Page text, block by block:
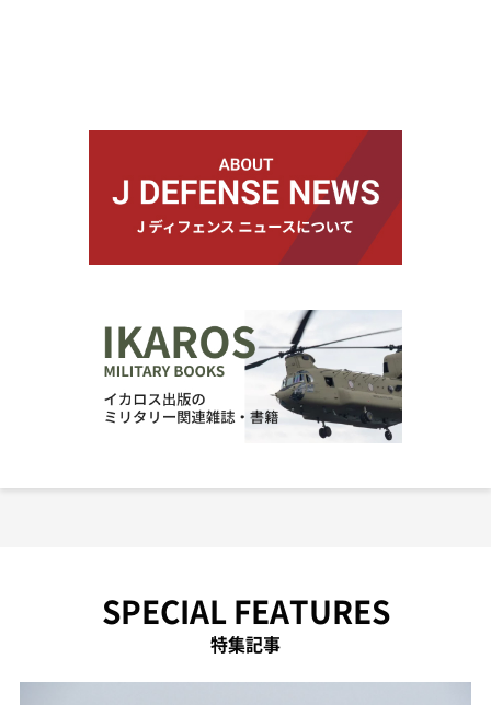
SPECIAL FEATURES
特集記事